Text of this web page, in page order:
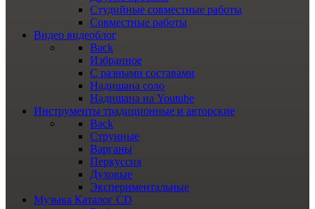
Студийные совместные работы
Совместные работы
Видео видеоблог
Back
Избранное
С разными составами
Надишана соло
Надишана на Youtube
Инструменты традиционные и авторские
Back
Струнные
Варганы
Перкуссия
Духовые
Экспериментальные
Музыка Каталог CD